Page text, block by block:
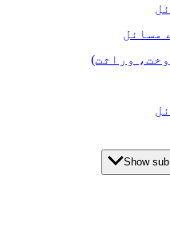
مسائل
وراثت)
Show